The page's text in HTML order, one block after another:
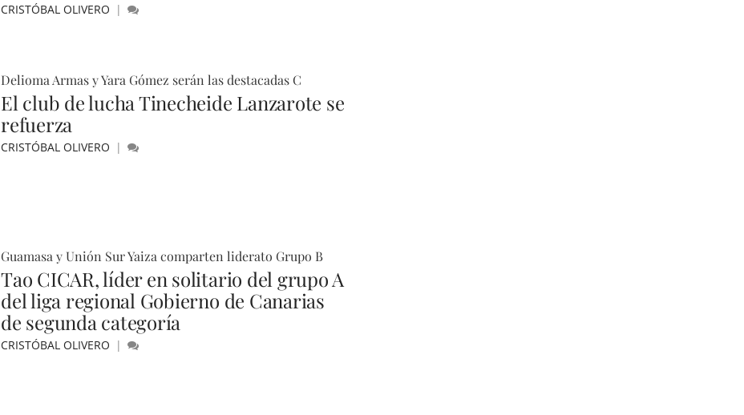
CRISTÓBAL OLIVERO
Delioma Armas y Yara Gómez serán las destacadas C
El club de lucha Tinecheide Lanzarote se
refuerza
CRISTÓBAL OLIVERO
Guamasa y Unión Sur Yaiza comparten liderato Grupo B
Tao CICAR, líder en solitario del grupo A
del liga regional Gobierno de Canarias
de segunda categoría
CRISTÓBAL OLIVERO